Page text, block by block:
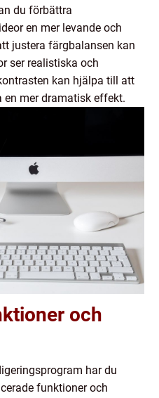
du förbättra
en mer levande och
justera färgbalansen kan
ser realistiska och
kan hjälpa till att
mer dramatisk effekt.
och
har du
funktioner och